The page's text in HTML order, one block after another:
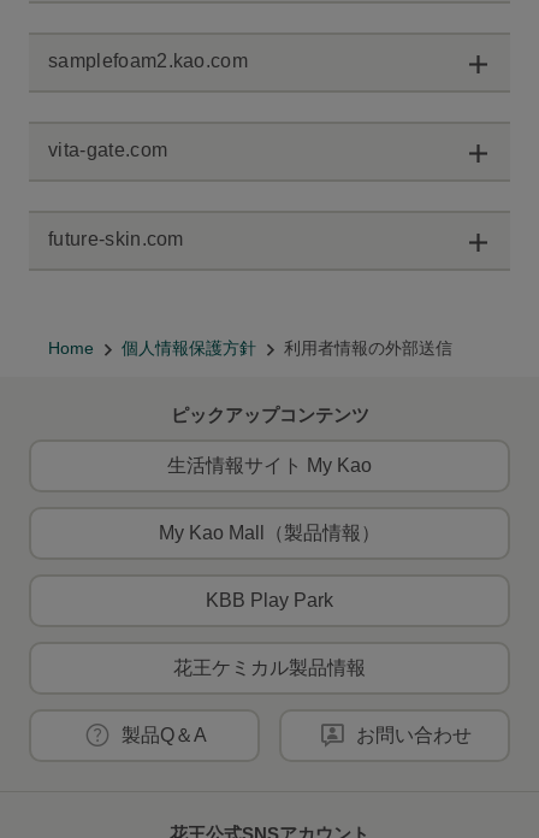
samplefoam2.kao.com
vita-gate.com
future-skin.com
Home 個人情報保護方針 利用者情報の外部送信
ピックアップコンテンツ
生活情報サイト My Kao
My Kao Mall（製品情報）
KBB Play Park
花王ケミカル製品情報
製品Q＆A お問い合わせ
花王公式SNSアカウント